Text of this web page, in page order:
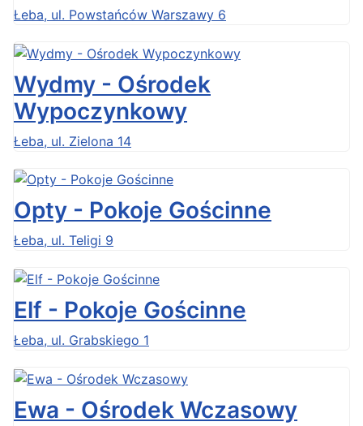
Łeba, ul. Powstańców Warszawy 6
Wydmy - Ośrodek
Wypoczynkowy
Łeba, ul. Zielona 14
Opty - Pokoje Gościnne
Łeba, ul. Teligi 9
Elf - Pokoje Gościnne
Łeba, ul. Grabskiego 1
Ewa - Ośrodek Wczasowy